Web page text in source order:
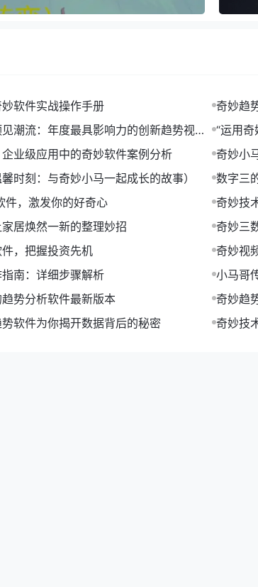
妙三数字官网取得了重大突破，以下为具体案例
习算法，实现了对海量数据的快速处理和分析，
技术，实现了数据的实时同步和备份，确保了数
软件实战操作手册
奇妙趋
潮流：年度最具影响力的创新趋势视频
“运用
业级应用中的奇妙软件案例分析
奇妙小
时刻：与奇妙小马一起成长的故事）
数字三
件，激发你的好奇心
奇妙技
居焕然一新的整理妙招
奇妙三
，把握投资先机
奇妙视
南：详细步骤解析
小马哥
势分析软件最新版本
奇妙趋
软件为你揭开数据背后的秘密
奇妙技